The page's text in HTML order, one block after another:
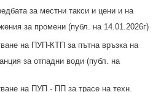
за местни такси и цени и на
за промени (публ. на 14.01.2026г)
на ПУП-КТП за пътна връзка на
за отпадни води (публ. на
на ПУП - ПП за трасе на техн.